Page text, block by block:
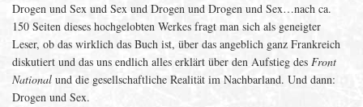
Drogen und Sex und Sex und Drogen und Drogen und Sex…nach ca.
150 Seiten dieses hochgelobten Werkes fragt man sich als geneigter
Leser, ob das wirklich das Buch ist, über das angeblich ganz Frankreich
diskutiert und das uns endlich alles erklärt über den Aufstieg des Front
National und die gesellschaftliche Realität im Nachbarland. Und dann:
Drogen und Sex.